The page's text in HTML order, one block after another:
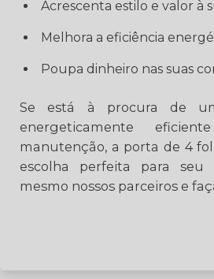
Acrescenta estilo e valor à
Melhora a eficiência
Poupa dinheiro nas suas
Se está à procura de
energeticamente
manutenção, a porta de 4
escolha perfeita para seu
mesmo nossos parceiros e